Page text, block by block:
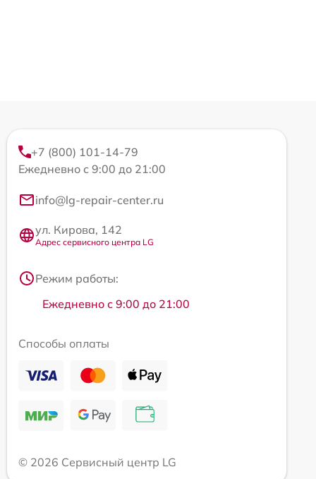
+7 (800) 101-14-79
Ежедневно с 9:00 до 21:00
info@lg-repair-center.ru
ул. Кирова, 142
Адрес сервисного центра LG
Режим работы:
Ежедневно с 9:00 до 21:00
Способы оплаты
© 2026 Сервисный центр LG